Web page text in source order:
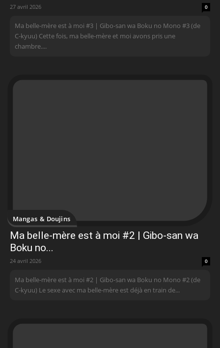
27 avril 2026 0
Ma belle-mère est à moi #3 | Gibo-san wa Boku no Mono #3 (de
C-kyuu) Cette fois, ma belle-mère et moi avons pris une
chambre....
Mangas & Doujins
Ma belle-mère est à moi #2 | Gibo-san wa
Boku no...
24 avril 2026 0
Ma belle-mère est à moi #2 | Gibo-san wa Boku no Mono #2 (de
C-kyuu) Le sexe avec ma belle-mère est déjà en train de...